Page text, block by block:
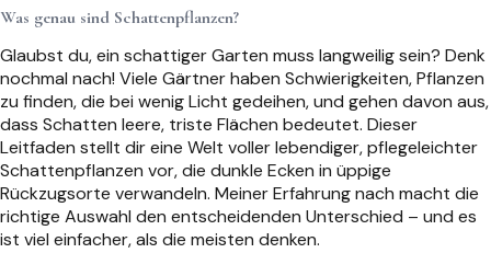
Was genau sind Schattenpflanzen?
Glaubst du, ein schattiger Garten muss langweilig sein? Denk
nochmal nach! Viele Gärtner haben Schwierigkeiten, Pflanzen
zu finden, die bei wenig Licht gedeihen, und gehen davon aus,
dass Schatten leere, triste Flächen bedeutet. Dieser
Leitfaden stellt dir eine Welt voller lebendiger, pflegeleichter
Schattenpflanzen vor, die dunkle Ecken in üppige
Rückzugsorte verwandeln. Meiner Erfahrung nach macht die
richtige Auswahl den entscheidenden Unterschied – und es
ist viel einfacher, als die meisten denken.